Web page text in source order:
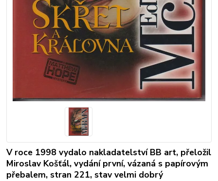
V roce 1998 vydalo nakladatelství BB art, přeložil
Miroslav Košťál, vydání první, vázaná s papírovým
přebalem, stran 221, stav velmi dobrý